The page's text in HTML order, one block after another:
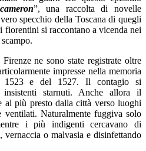
”, una raccolta di novelle
specchio della Toscana di quegli
si raccontano a vicenda nei
ne sono state registrate oltre
impresse nella memoria
1523 e del 1527. Il contagio si
starnuti. Anche allora il
al più presto dalla città verso luoghi
ventilati. Naturalmente fuggiva solo
i più indigenti cercavano di
o malvasia e disinfettando